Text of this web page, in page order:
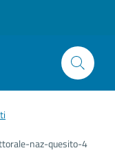
naz-quesito-4